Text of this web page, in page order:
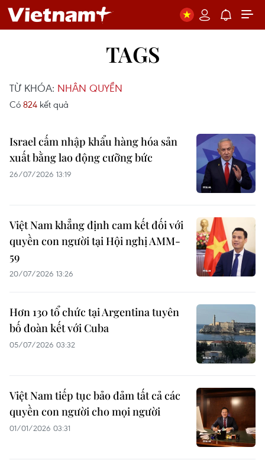
TAGS
TỪ KHÓA: NHÂN QUYỀN
Có 824 kết quả
Israel cấm nhập khẩu hàng hóa sản
xuất bằng lao động cưỡng bức
26/07/2026 13:19
Việt Nam khẳng định cam kết đối với
quyền con người tại Hội nghị AMM-
59
20/07/2026 13:26
Hơn 130 tổ chức tại Argentina tuyên
bố đoàn kết với Cuba
05/07/2026 03:32
Việt Nam tiếp tục bảo đảm tất cả các
quyền con người cho mọi người
01/01/2026 03:31